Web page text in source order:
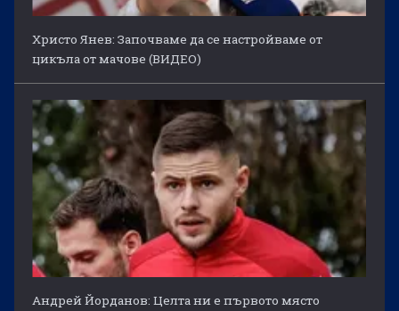
Христо Янев: Започваме да се настройваме от
цикъла от мачове (ВИДЕО)
Андрей Йорданов: Целта ни е първото място